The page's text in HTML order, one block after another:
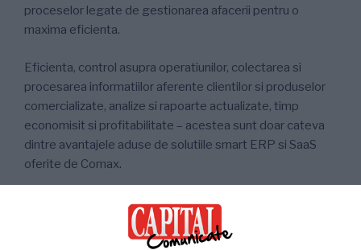
proceselor legate de gestionarea afacerii pentru o
maxima eficienta.
Eficienta, control asupra operatiunilor, colectarea si
procesarea informatiilor aferente clientilor si produselor
comercializate, analize si rapoarte actualizate, timp
economisit si profitabilitate – acestea sunt doar cateva
dintre avantajele aduse de solutiile smart ERP si SaaS
oferite de Comax.
Comax vine in intampinarea nevoilor